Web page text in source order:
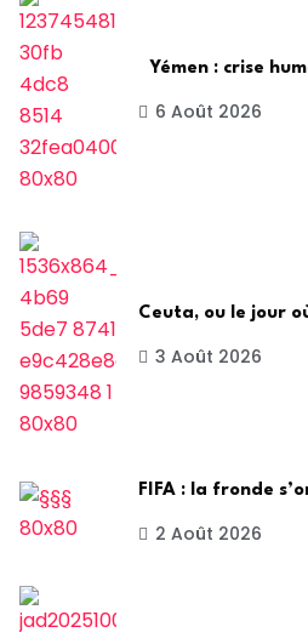
Yémen : crise
6 Août 2026
Ceuta, ou le jour
3 Août 2026
FIFA : la fronde
2 Août 2026